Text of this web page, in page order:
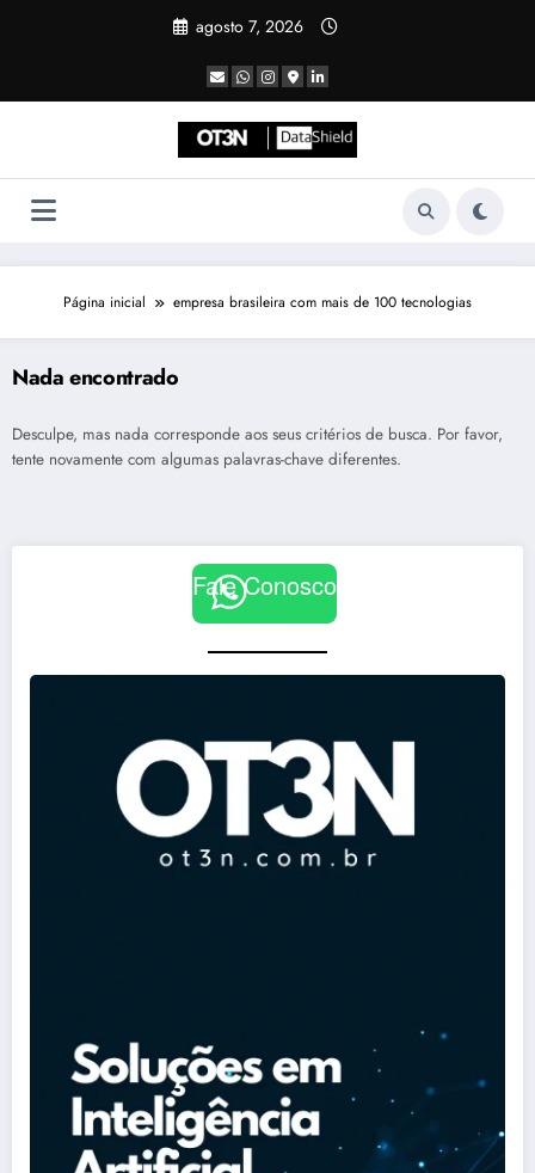
agosto 7, 2026
Página inicial empresa brasileira com mais de 100 tecnologias
Nada encontrado
Desculpe, mas nada corresponde aos seus critérios de busca. Por favor,
tente novamente com algumas palavras-chave diferentes.
Fale Conosco